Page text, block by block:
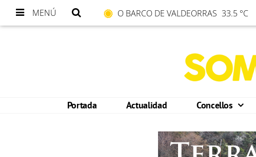
MENÚ O BARCO DE VALDEORRAS 33.5 °C
Portada Actualidad Concellos